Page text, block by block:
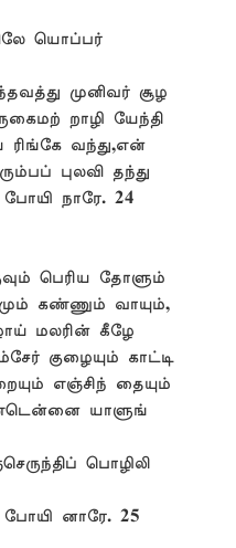
யொப்பர்
முனிவர் சூழ
றாழி யேந்தி
வந்து,என்
புலவி தந்து
போயி நாரே. 24
பெரிய தோளும்
கண்ணும் வாயும்,
மலரின் கீழே
குழையும் காட்டி
எஞ்சிந் தையும்
யாளுங்
பொழிலி
போயி னாரே. 25